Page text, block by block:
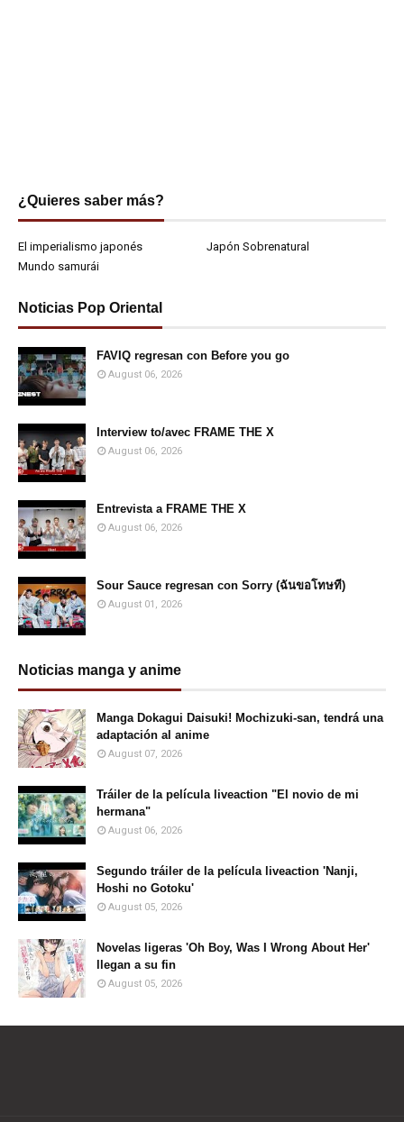
¿Quieres saber más?
El imperialismo japonés
Japón Sobrenatural
Mundo samurái
Noticias Pop Oriental
FAVIQ regresan con Before you go
August 06, 2026
Interview to/avec FRAME THE X
August 06, 2026
Entrevista a FRAME THE X
August 06, 2026
Sour Sauce regresan con Sorry (ฉันขอโทษที)
August 01, 2026
Noticias manga y anime
Manga Dokagui Daisuki! Mochizuki-san, tendrá una
adaptación al anime
August 07, 2026
Tráiler de la película liveaction "El novio de mi
hermana"
August 06, 2026
Segundo tráiler de la película liveaction 'Nanji,
Hoshi no Gotoku'
August 05, 2026
Novelas ligeras 'Oh Boy, Was I Wrong About Her'
llegan a su fin
August 05, 2026